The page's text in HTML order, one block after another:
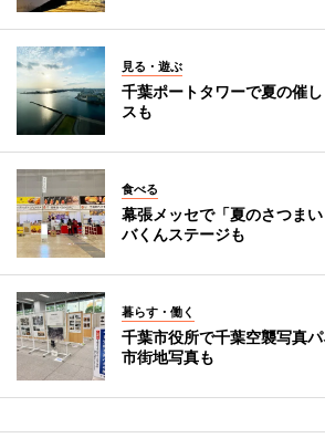
見る・遊ぶ
千葉ポートタワーで夏の催
スも
食べる
幕張メッセで「夏のさつま
バくんステージも
暮らす・働く
千葉市役所で千葉空襲写真
市街地写真も